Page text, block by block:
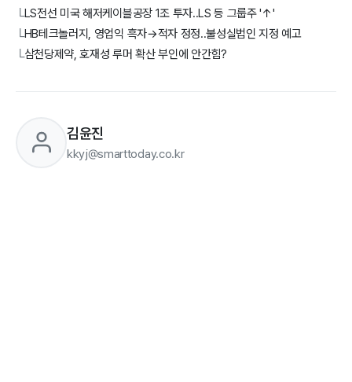
└LS전선 미국 해저케이블공장 1조 투자..LS 등 그룹주 '↑'
└HB테크놀러지, 영업익 흑자→적자 정정..불성실법인 지정 예고
└삼천당제약, 호재성 루머 확산 부인에 안간힘?
김윤진
kkyj@smarttoday.co.kr